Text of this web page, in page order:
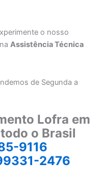
o nosso
naAssistência Técnica
de Segunda a
Lofra em
o Brasil
9116
2476